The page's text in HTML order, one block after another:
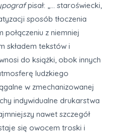
pisał: „… staroświecki,
sposób tłoczenia
z niemniej
składem tekstów i
do książki, obok innych
ludzkiego
w zmechanizowanej
indywidualne drukarstwa
nawet szczegół
się owocem troski i